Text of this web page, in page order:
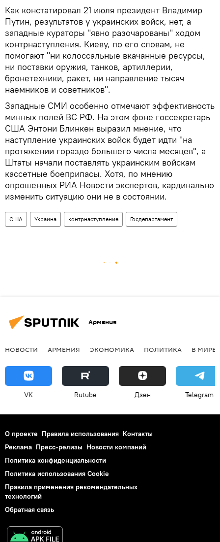
Как констатировал 21 июля президент Владимир
Путин, результатов у украинских войск, нет, а
западные кураторы "явно разочарованы" ходом
контрнаступления. Киеву, по его словам, не
помогают "ни колоссальные вкачанные ресурсы,
ни поставки оружия, танков, артиллерии,
бронетехники, ракет, ни направление тысяч
наемников и советников".
Западные СМИ особенно отмечают эффективность
минных полей ВС РФ. На этом фоне госсекретарь
США Энтони Блинкен выразил мнение, что
наступление украинских войск будет идти "на
протяжении гораздо большего числа месяцев", а
Штаты начали поставлять украинским войскам
кассетные боеприпасы. Хотя, по мнению
опрошенных РИА Новости экспертов, кардинально
изменить ситуацию они не в состоянии.
США Украина контрнаступление Госдепартамент
Армения
НОВОСТИ АРМЕНИЯ ЭКОНОМИКА ПОЛИТИКА В МИРЕ
VK Rutube Дзен Telegram
О проекте Правила использования Контакты
Реклама Пресс-релизы Новости компаний
Политика конфиденциальности
Политика использования Cookie
Правила применения рекомендательных
технологий
Обратная связь